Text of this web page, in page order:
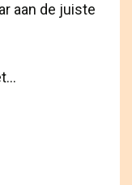
aan de juiste